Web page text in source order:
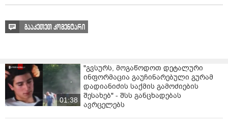
გააკეთეთ კომენტარი
01:38
"გვსურს, მოგაწოდოთ დეტალური
ინფორმაცია გაუჩინარებული გურამ
დადიანიძის საქმის გამოძიების
შესახებ" - შსს განცხადებას
ავრცელებს